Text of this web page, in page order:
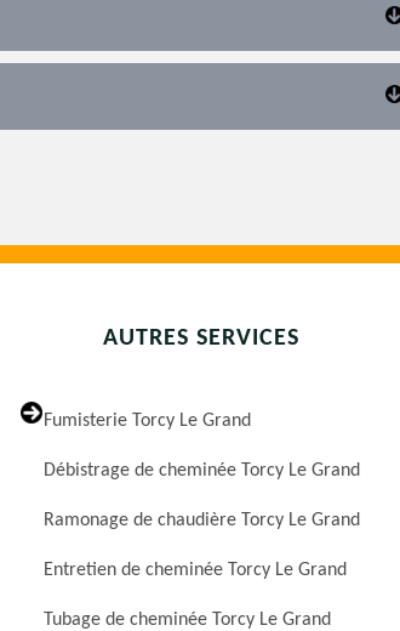
AUTRES SERVICES
Fumisterie Torcy Le Grand
Débistrage de cheminée Torcy Le Grand
Ramonage de chaudière Torcy Le Grand
Entretien de cheminée Torcy Le Grand
Tubage de cheminée Torcy Le Grand